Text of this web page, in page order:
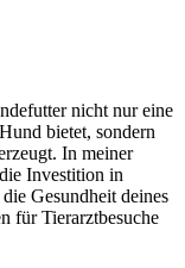
nicht nur eine
bietet,‍ sondern
In‍ meiner
Investition ​in
Gesundheit deines
⁢für Tierarztbesuche